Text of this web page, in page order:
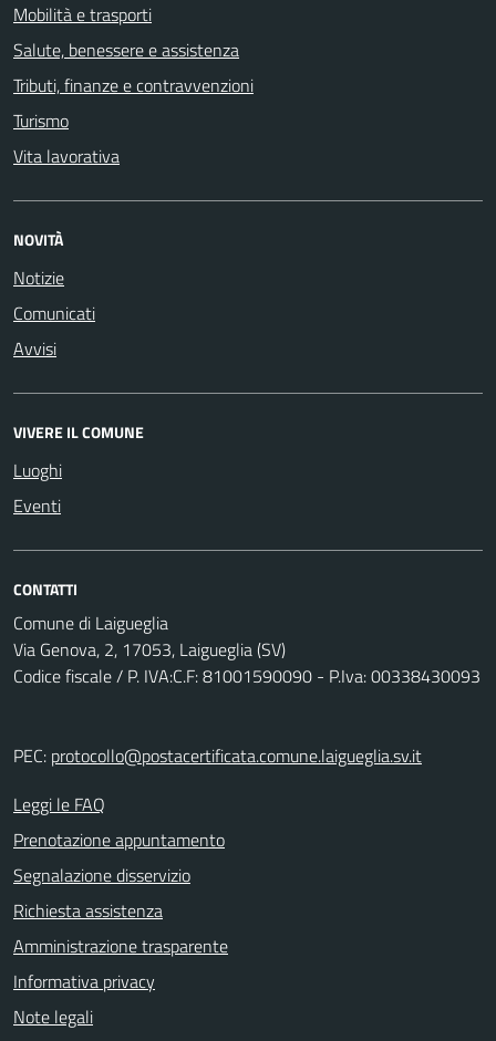
Mobilità e trasporti
Salute, benessere e assistenza
Tributi, finanze e contravvenzioni
Turismo
Vita lavorativa
NOVITÀ
Notizie
Comunicati
Avvisi
VIVERE IL COMUNE
Luoghi
Eventi
CONTATTI
Comune di Laigueglia
Via Genova, 2, 17053, Laigueglia (SV)
Codice fiscale / P. IVA:C.F: 81001590090 - P.Iva: 00338430093
PEC: protocollo@postacertificata.comune.laigueglia.sv.it
Leggi le FAQ
Prenotazione appuntamento
Segnalazione disservizio
Richiesta assistenza
Amministrazione trasparente
Informativa privacy
Note legali